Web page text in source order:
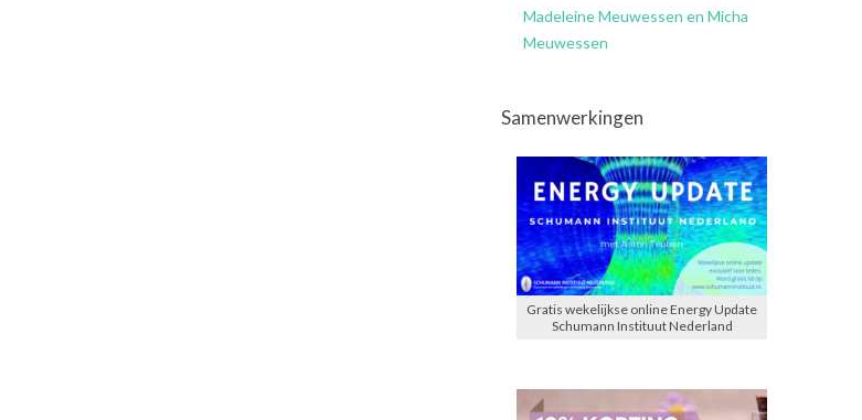
Madeleine Meuwessen en Micha
Meuwessen
Samenwerkingen
Gratis wekelijkse online Energy Update
Schumann Instituut Nederland